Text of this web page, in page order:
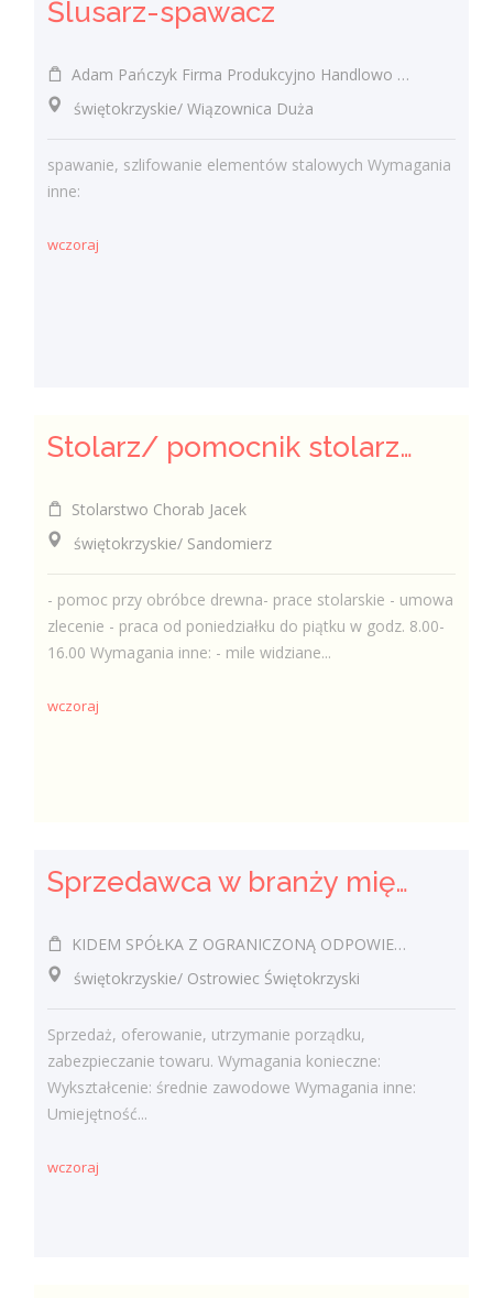
Ślusarz-spawacz
Adam Pańczyk Firma Produkcyjno Handlowo Usługowa "KONRAD" Wiązownica Duża
świętokrzyskie/ Wiązownica Duża
spawanie, szlifowanie elementów stalowych Wymagania
inne:
wczoraj
Stolarz/ pomocnik stolarza (k/.m)
Stolarstwo Chorab Jacek
świętokrzyskie/ Sandomierz
- pomoc przy obróbce drewna- prace stolarskie - umowa
zlecenie - praca od poniedziałku do piątku w godz. 8.00-
16.00 Wymagania inne: - mile widziane...
wczoraj
Sprzedawca w branży mięsnej
KIDEM SPÓŁKA Z OGRANICZONĄ ODPOWIEDZIALNOŚCIĄ
świętokrzyskie/ Ostrowiec Świętokrzyski
Sprzedaż, oferowanie, utrzymanie porządku,
zabezpieczanie towaru. Wymagania konieczne:
Wykształcenie: średnie zawodowe Wymagania inne:
Umiejętność...
wczoraj